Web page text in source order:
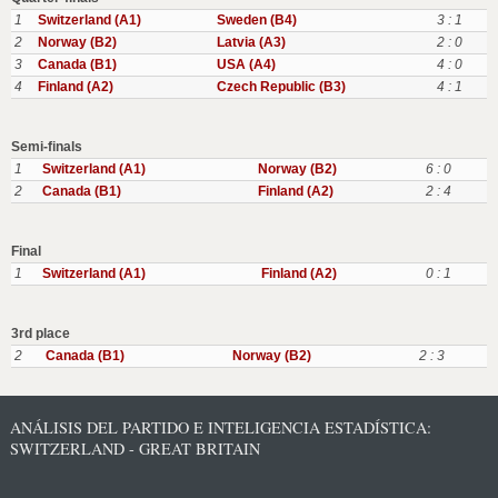
1
Switzerland (A1) Sweden (B4)
3 : 1
2
Norway (B2) Latvia (A3)
2 : 0
3
Canada (B1) USA (A4)
4 : 0
4
Finland (A2) Czech Republic (B3) 4 : 1
Semi-finals
1
Switzerland (A1) Norway (B2)
6 : 0
2
Canada (B1) Finland (A2) 2 : 4
Final
1
Switzerland (A1) Finland (A2) 0 : 1
3rd place
2
Canada (B1) Norway (B2) 2 : 3
ANÁLISIS DEL PARTIDO E INTELIGENCIA ESTADÍSTICA:
SWITZERLAND - GREAT BRITAIN